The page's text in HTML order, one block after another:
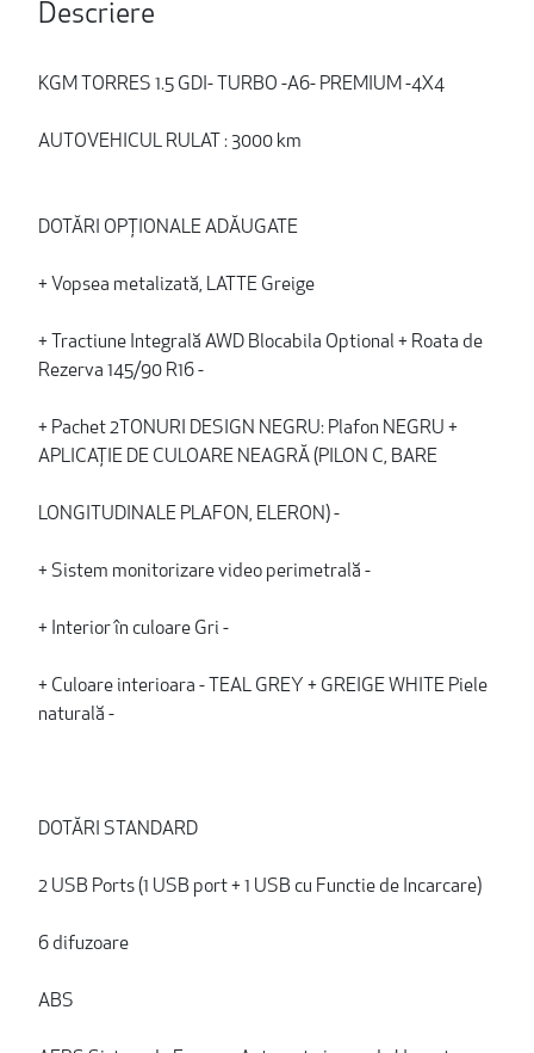
Descriere
KGM TORRES 1.5 GDI- TURBO -A6- PREMIUM -4X4
AUTOVEHICUL RULAT : 3000 km
DOTĂRI OPȚIONALE ADĂUGATE
+ Vopsea metalizată, LATTE Greige
+ Tractiune Integrală AWD Blocabila Optional + Roata de
Rezerva 145/90 R16 -
+ Pachet 2TONURI DESIGN NEGRU: Plafon NEGRU +
APLICAȚIE DE CULOARE NEAGRĂ (PILON C, BARE
LONGITUDINALE PLAFON, ELERON) -
+ Sistem monitorizare video perimetrală -
+ Interior în culoare Gri -
+ Culoare interioara - TEAL GREY + GREIGE WHITE Piele
naturală -
DOTĂRI STANDARD
2 USB Ports (1 USB port + 1 USB cu Functie de Incarcare)
6 difuzoare
ABS